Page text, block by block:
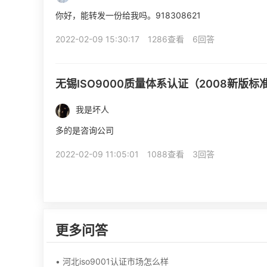
你好，能转发一份给我吗。918308621
2022-02-09 15:30:17 1286查看 6回答
无锡ISO9000质量体系认证（2008新版标准
我是坏人
多的是咨询公司
2022-02-09 11:05:01 1088查看 3回答
更多问答
• 河北iso9001认证市场怎么样